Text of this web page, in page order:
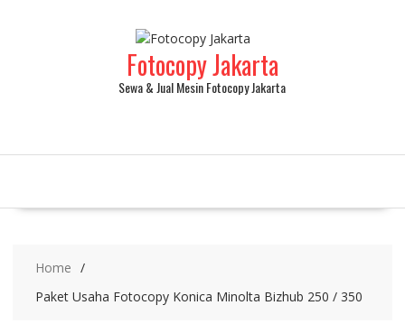
Fotocopy Jakarta
Sewa & Jual Mesin Fotocopy Jakarta
Home
Paket Usaha Fotocopy Konica Minolta Bizhub 250 / 350